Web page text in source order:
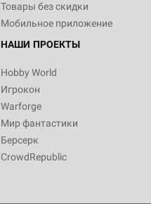
Товары без скидки
Мобильное приложение
НАШИ ПРОЕКТЫ
Hobby World
Игрокон
Warforge
Мир фантастики
Берсерк
CrowdRepublic